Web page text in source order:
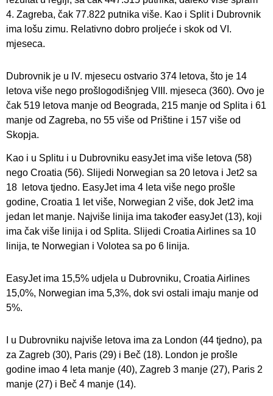
4. Zagreba, čak 77.822 putnika više. Kao i Split i Dubrovnik
ima lošu zimu. Relativno dobro proljeće i skok od VI.
mjeseca.
Dubrovnik je u IV. mjesecu ostvario 374 letova, što je 14
letova više nego prošlogodišnjeg VIII. mjeseca (360). Ovo je
čak 519 letova manje od Beograda, 215 manje od Splita i 61
manje od Zagreba, no 55 više od Prištine i 157 više od
Skopja.
Kao i u Splitu i u Dubrovniku easyJet ima više letova (58)
nego Croatia (56). Slijedi Norwegian sa 20 letova i Jet2 sa
18 letova tjedno. EasyJet ima 4 leta više nego prošle
godine, Croatia 1 let više, Norwegian 2 više, dok Jet2 ima
jedan let manje. Najviše linija ima također easyJet (13), koji
ima čak više linija i od Splita. Slijedi Croatia Airlines sa 10
linija, te Norwegian i Volotea sa po 6 linija.
EasyJet ima 15,5% udjela u Dubrovniku, Croatia Airlines
15,0%, Norwegian ima 5,3%, dok svi ostali imaju manje od
5%.
I u Dubrovniku najviše letova ima za London (44 tjedno), pa
za Zagreb (30), Paris (29) i Beč (18). London je prošle
godine imao 4 leta manje (40), Zagreb 3 manje (27), Paris 2
manje (27) i Beč 4 manje (14).